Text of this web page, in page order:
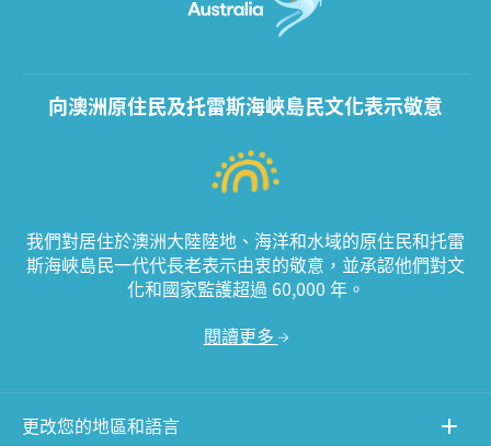
向澳洲原住民及托雷斯海峽島民文化表示敬意
我們對居住於澳洲大陸陸地、海洋和水域的原住民和托雷
斯海峽島民一代代長老表示由衷的敬意，並承認他們對文
化和國家監護超過 60,000 年。
閱讀更多
更改您的地區和語言